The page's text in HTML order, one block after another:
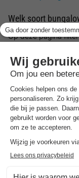
Welk soort
Op deze pagina
in Aquitanië te
nog niet zeker van
helpen je graag in
op het laatste
minute vakantiehuis.
Zoek jouw ideale
omgeving wil jij
locaties en